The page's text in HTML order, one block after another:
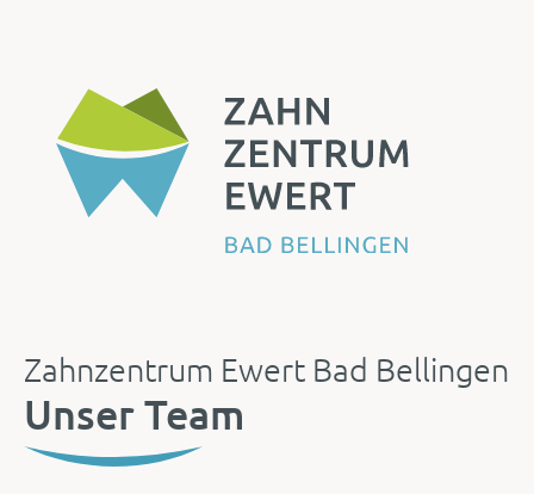
Zahnzentrum Ewert Bad Bellingen
Unser Team